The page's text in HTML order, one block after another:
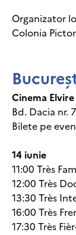
Organizator
Colonia
Cinema
Bd. Dacia nr.
Bilete pe
14 iunie
11:00 Très
12:00 Très
13:30 Très
16:00 Très
17:30 Très